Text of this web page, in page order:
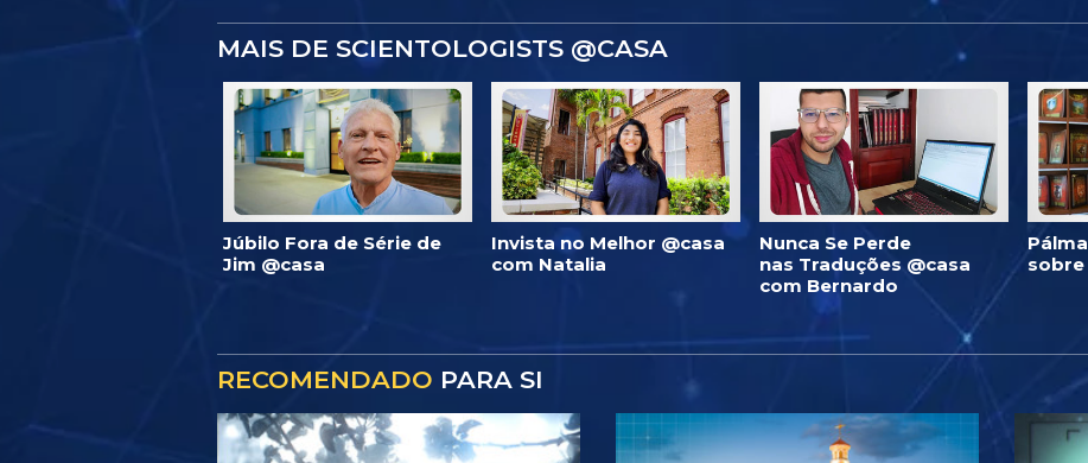
MAIS DE SCIENTOLOGISTS @CASA
Júbilo Fora de Série de
Jim @casa
Invista no Melhor @casa
com Natalia
Nunca Se Perde
nas Traduções @casa
com Bernardo
sobre
RECOMENDADO PARA SI